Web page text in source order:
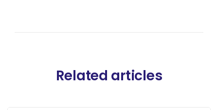
Related articles